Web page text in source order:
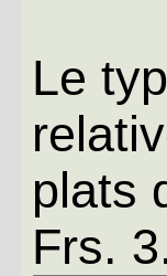
Le
plats
Frs.